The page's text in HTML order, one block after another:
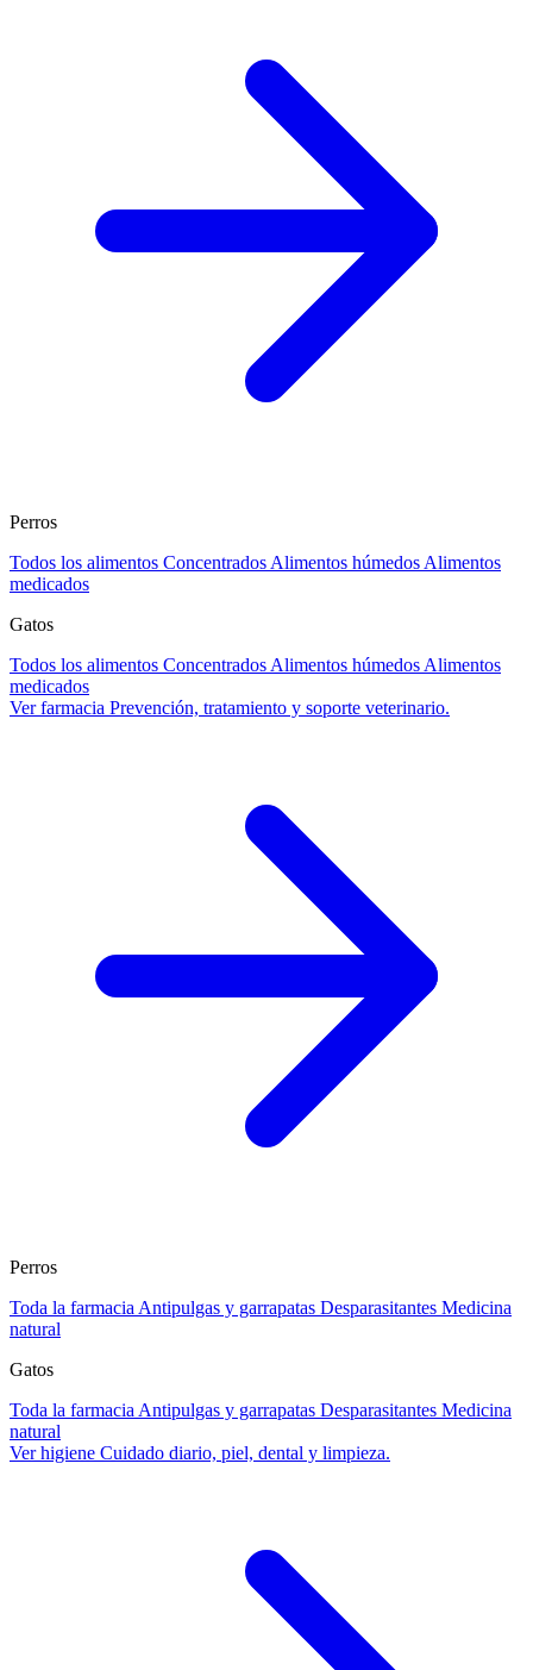
Perros
Todos los alimentos Concentrados Alimentos húmedos Alimentos
medicados
Gatos
Todos los alimentos Concentrados Alimentos húmedos Alimentos
medicados
Ver farmacia Prevención, tratamiento y soporte veterinario.
Perros
Toda la farmacia Antipulgas y garrapatas Desparasitantes Medicina
natural
Gatos
Toda la farmacia Antipulgas y garrapatas Desparasitantes Medicina
natural
Ver higiene Cuidado diario, piel, dental y limpieza.